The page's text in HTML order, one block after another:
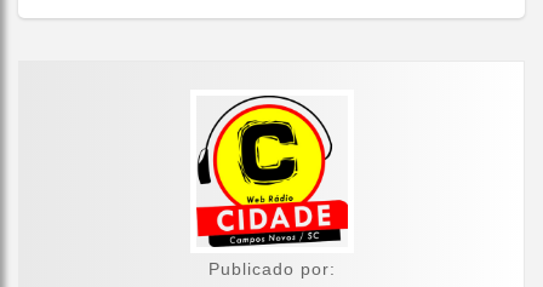
Publicado por: